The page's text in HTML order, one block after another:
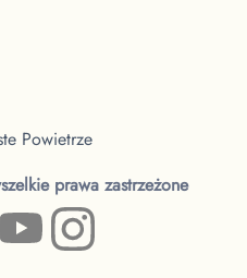
Powietrze
prawa zastrzeżone